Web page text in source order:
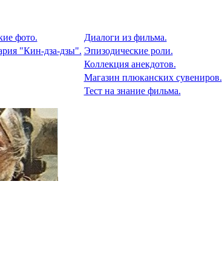
фото.
Диалоги из фильма.
"Кин-дза-дзы". Эпизодические роли.
Коллекция анекдотов.
Магазин плюканских сувениров.
Тест на знание фильма.